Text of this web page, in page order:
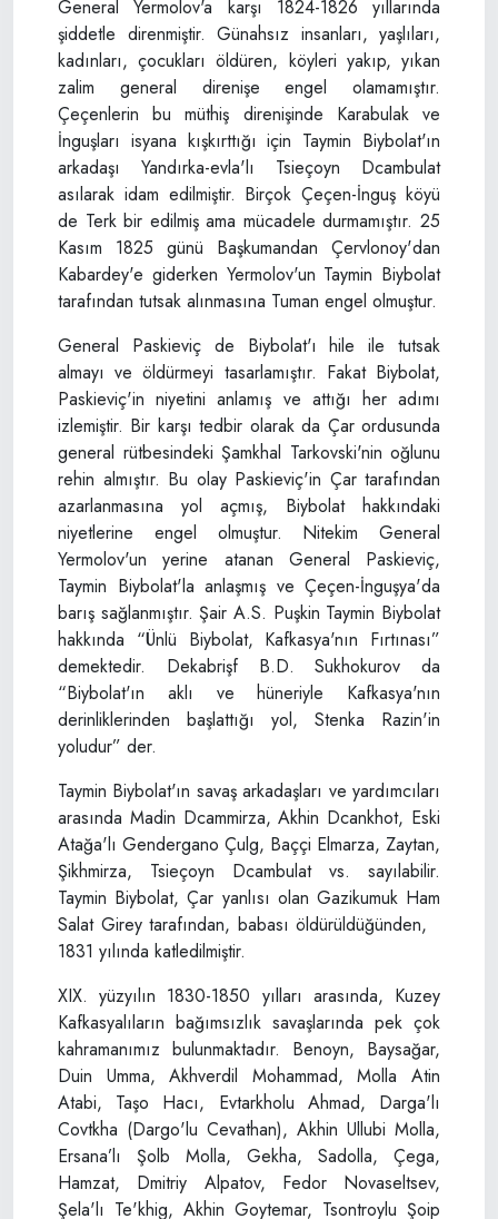
General Yermolov'a karşı 1824-1826 yıllarında
şiddetle direnmiştir. Günahsız insanları, yaşlıları,
kadınları, çocukları öldüren, köyleri yakıp, yıkan
zalim general direnişe engel olamamıştır.
Çeçenlerin bu müthiş direnişinde Karabulak ve
İnguşları isyana kışkırttığı için Taymin Biybolat'ın
arkadaşı Yandırka-evla'lı Tsieçoyn Dcambulat
asılarak idam edilmiştir. Birçok Çeçen-İnguş köyü
de Terk bir edilmiş ama mücadele durmamıştır. 25
Kasım 1825 günü Başkumandan Çervlonoy'dan
Kabardey'e giderken Yermolov'un Taymin Biybolat
tarafından tutsak alınmasına Tuman engel olmuştur.
General Paskieviç de Biybolat'ı hile ile tutsak
almayı ve öldürmeyi tasarlamıştır. Fakat Biybolat,
Paskieviç'in niyetini anlamış ve attığı her adımı
izlemiştir. Bir karşı tedbir olarak da Çar ordusunda
general rütbesindeki Şamkhal Tarkovski'nin oğlunu
rehin almıştır. Bu olay Paskieviç'in Çar tarafından
azarlanmasına yol açmış, Biybolat hakkındaki
niyetlerine engel olmuştur. Nitekim General
Yermolov'un yerine atanan General Paskieviç,
Taymin Biybolat'la anlaşmış ve Çeçen-İnguşya'da
barış sağlanmıştır. Şair A.S. Puşkin Taymin Biybolat
hakkında “Ünlü Biybolat, Kafkasya'nın Fırtınası”
demektedir. Dekabrişf B.D. Sukhokurov da
“Biybolat'ın aklı ve hüneriyle Kafkasya'nın
derinliklerinden başlattığı yol, Stenka Razin'in
yoludur” der.
Taymin Biybolat'ın savaş arkadaşları ve yardımcıları
arasında Madin Dcammirza, Akhin Dcankhot, Eski
Atağa'lı Gendergano Çulg, Baççi Elmarza, Zaytan,
Şikhmirza, Tsieçoyn Dcambulat vs. sayılabilir.
Taymin Biybolat, Çar yanlısı olan Gazikumuk Ham
Salat Girey tarafından, babası öldürüldüğünden,
1831 yılında katledilmiştir.
XIX. yüzyılın 1830-1850 yılları arasında, Kuzey
Kafkasyalıların bağımsızlık savaşlarında pek çok
kahramanımız bulunmaktadır. Benoyn, Baysağar,
Duin Umma, Akhverdil Mohammad, Molla Atin
Atabi, Taşo Hacı, Evtarkholu Ahmad, Darga'lı
Covtkha (Dargo'lu Cevathan), Akhin Ullubi Molla,
Ersana’lı Şolb Molla, Gekha, Sadolla, Çega,
Hamzat, Dmitriy Alpatov, Fedor Novaseltsev,
Şela'lı Te'khig, Akhin Goytemar, Tsontroylu Şoip